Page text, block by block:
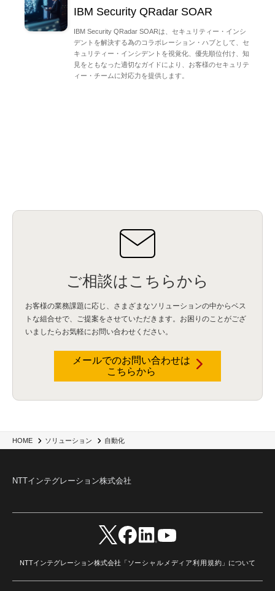
HOME ソリューション 自動化
IBM Security QRadar SOAR
IBM Security QRadar SOARは、セキュリティー・インシ
デントを解決する為のコラボレーション・ハブとして、セ
キュリティー・インシデントを視覚化、優先順位付け、知
見をともなった適切なガイドにより、お客様のセキュリテ
ィー・チームに対応力を提供します。
ご相談はこちらから
お客様の業務課題に応じ、さまざまなソリューションの中からベス
トな組合せで、
ご提案をさせていただきます。お困りのことがござ
いましたらお気軽にお問い合わせください。
メールでのお問い合わせは
こちらから
NTTインテグレーション株式会社
NTTインテグレーション株式会社「ソーシャルメディア利用規約 」について